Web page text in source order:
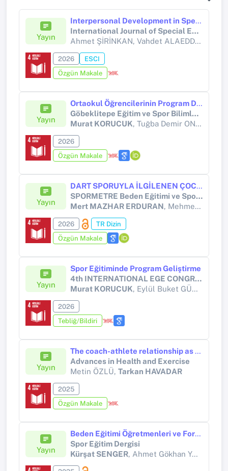
Yayın
Interpersonal Development in Special Education: A Photovoice Study on Sportive and Empathy-Based Interventions
International Journal of Special Education
Ahmet ŞİRİNKAN, Vahdet ALAEDDİNOĞLU, Mete ŞİRİNKAN,
2026
ESCI
Özgün Makale
Yayın
Ortaokul Öğrencilerinin Program Dışı Spor Faaliyetlerine Katılımı Bağlamında Ebeveyn Tutumlarının İncelenmesi
Göbeklitepe Eğitim ve Spor Bilimleri Dergisi
Murat KORUCUK, Tuğba Demir ONUR
2026
Özgün Makale
Yayın
DART SPORUYLA İLGİLENEN ÇOCUKLARIN SPORDA HAYAL ETME VE PROBLEM ÇÖZME BECERİLERİNİN İNCELENMESİ
SPORMETRE Beden Eğitimi ve Spor Bilimleri Dergisi
Mert MAZHAR ERDURAN, Mehmet YÖNAL
2026
TR Dizin
Özgün Makale
Yayın
Spor Eğitiminde Program Geliştirme
4th INTERNATIONAL EGE CONGRESS ON SCIENTIFIC RESEARCH
Murat KORUCUK, Eylül Buket GÜNDOĞDU
2026
Tebliğ/Bildiri
Yayın
The coach-athlete relationship as a mediator between leadership styles and referee interactions in team sports
Advances in Health and Exercise
Metin ÖZLÜ, Tarkan HAVADAR
2025
Özgün Makale
Yayın
Beden Eğitimi Öğretmenleri ve Formasyon Eğitimi Alan Öğretmen Adaylarının Fiziksel Aktivite ve Algılanan Fiziksel Okur Yazarlık Düzeylerine Etkisi
Spor Eğitim Dergisi
Kürşat SENGER, Ahmet Gökhan YAZICI